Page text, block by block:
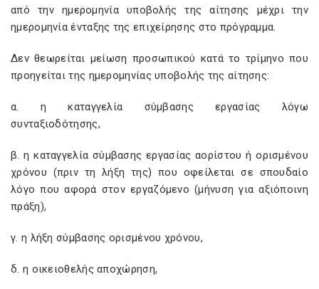
από την ημερομηνία υποβολής της αίτησης μέχρι την
ημερομηνία ένταξης της επιχείρησης στο πρόγραμμα.
Δεν θεωρείται μείωση προσωπικού κατά το τρίμηνο που
προηγείται της ημερομηνίας υποβολής της αίτησης:
α. η καταγγελία σύμβασης εργασίας λόγω
συνταξιοδότησης,
β. η καταγγελία σύμβασης εργασίας αορίστου ή ορισμένου
χρόνου (πριν τη λήξη της) που οφείλεται σε σπουδαίο
λόγο που αφορά στον εργαζόμενο (μήνυση για αξιόποινη
πράξη),
γ. η λήξη σύμβασης ορισμένου χρόνου,
δ. η οικειοθελής αποχώρηση,